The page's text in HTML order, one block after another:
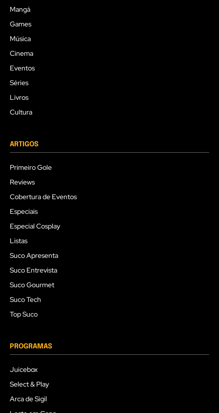
Mangá
Games
Música
Cinema
Eventos
Séries
Livros
Cultura
ARTIGOS
Primeiro Gole
Reviews
Cobertura de Eventos
Especiais
Especial Cosplay
Listas
Suco Apresenta
Suco Entrevista
Suco Gourmet
Suco Tech
Top Suco
PROGRAMAS
Juicebox
Select & Play
Arca de Sigil